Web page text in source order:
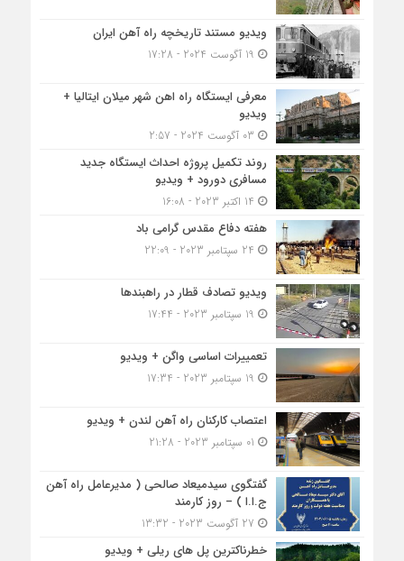
ویدیو مستند تاریخچه راه آهن ایران
معرفی ایستگاه راه اهن شهر میلان ایتالیا +
ویدیو
روند تکمیل پروژه احداث ایستگاه جدید
مسافری دورود + ویدیو
هفته دفاع مقدس گرامی باد
ویدیو تصادف قطار در راهبندها
تعمییرات اساسی واگن + ویدیو
اعتصاب کارکنان راه آهن لندن + ویدیو
گفتگوی سیدمیعاد صالحی ( مدیرعامل راه آهن
ج.ا.ا ) – روز کارمند
خطرناکترین پل های ریلی + ویدیو